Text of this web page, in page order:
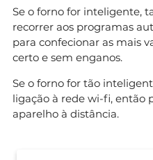
Se o forno for inteligente,
recorrer aos programas
para confecionar as mais
certo e sem enganos.
Se o forno for tão
ligação à rede wi-fi, então
aparelho à distância.